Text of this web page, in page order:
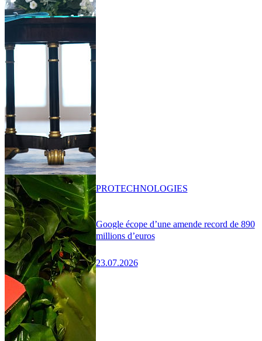
Google écope d’une amende record de 890
millions d’euros
23.07.2026
PROTECHNOLOGIES